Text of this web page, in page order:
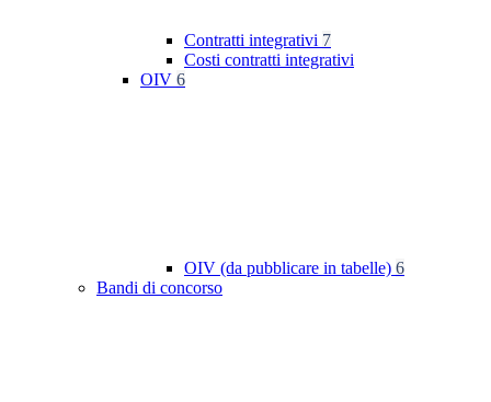
Contratti integrativi 7
Costi contratti integrativi
OIV 6
OIV (da pubblicare in tabelle) 6
Bandi di concorso